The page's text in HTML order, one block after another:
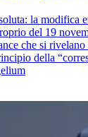
la modifica
del 19
che si
della